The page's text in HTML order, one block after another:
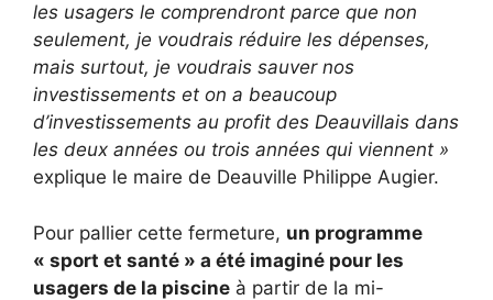
les usagers le comprendront parce que non
seulement, je voudrais réduire les dépenses,
mais surtout, je voudrais sauver nos
investissements et on a beaucoup
d’investissements au profit des Deauvillais dans
les deux années ou trois années qui viennent »
explique le maire de Deauville Philippe Augier.
Pour pallier cette fermeture, un programme
« sport et santé » a été imaginé pour les
usagers de la piscine à partir de la mi-